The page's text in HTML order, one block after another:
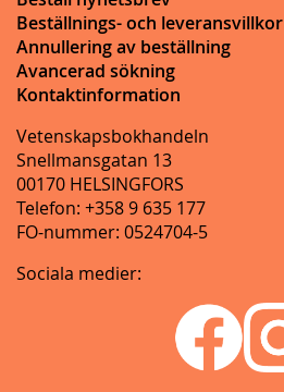
Beställnings- och leveransvillkor
Annullering av beställning
Avancerad sökning
Kontaktinformation
Vetenskapsbokhandeln
Snellmansgatan 13
00170 HELSINGFORS
Telefon: +358 9 635 177
FO-nummer: 0524704-5
Sociala medier: